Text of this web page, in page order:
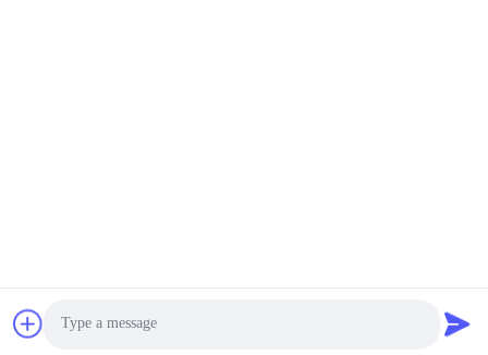
Obtenha o melhor preço